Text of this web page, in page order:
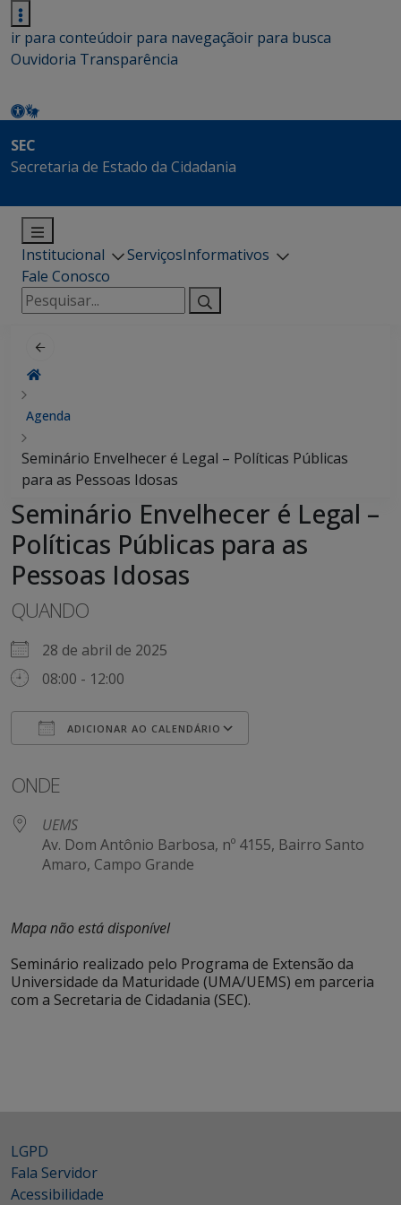
ir para conteúdoir para navegaçãoir para busca
Ouvidoria Transparência
SEC
Secretaria de Estado da Cidadania
Institucional ServiçosInformativos
Fale Conosco
Pesquisar
por:
Agenda
Seminário Envelhecer é Legal – Políticas Públicas
para as Pessoas Idosas
Seminário Envelhecer é Legal –
Políticas Públicas para as
Pessoas Idosas
QUANDO
28 de abril de 2025
08:00 - 12:00
ADICIONAR AO CALENDÁRIO
ONDE
UEMS
Av. Dom Antônio Barbosa, nº 4155, Bairro Santo
Amaro, Campo Grande
Mapa não está disponível
Seminário realizado pelo Programa de Extensão da
Universidade da Maturidade (UMA/UEMS) em parceria
com a Secretaria de Cidadania (SEC).
LGPD
Fala Servidor
Acessibilidade